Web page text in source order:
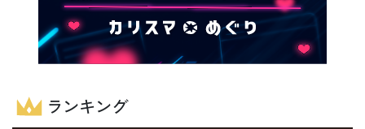
ランキング